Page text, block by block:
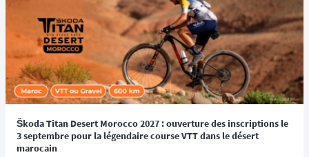
Škoda Titan Desert Morocco 2027 : ouverture des inscriptions le
3 septembre pour la légendaire course VTT dans le désert
marocain